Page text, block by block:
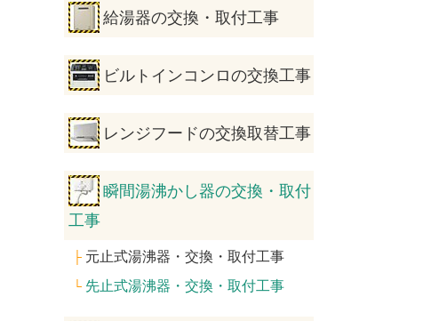
給湯器の交換・取付工事
ビルトインコンロの交換工事
レンジフードの交換取替工事
瞬間湯沸かし器の交換・取付
工事
├ 元止式湯沸器・交換・取付工事
└ 先止式湯沸器・交換・取付工事